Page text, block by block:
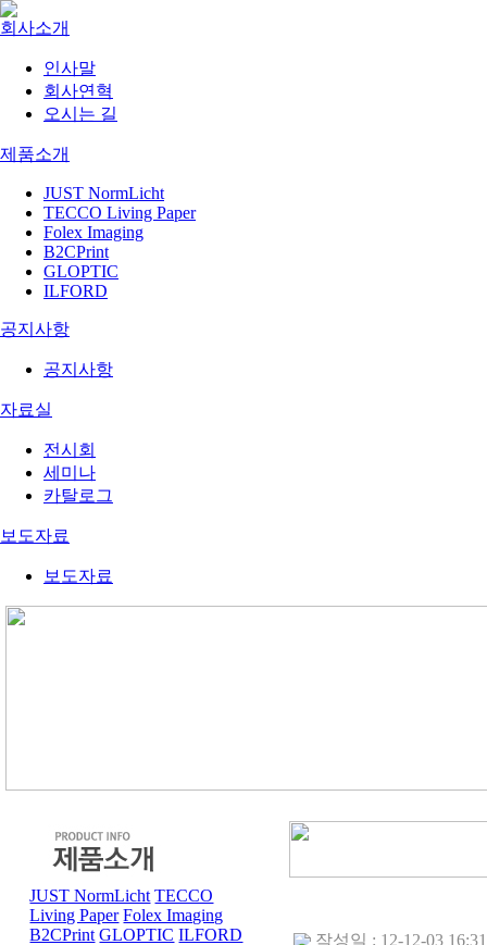
회사소개
인사말
회사연혁
오시는 길
제품소개
JUST NormLicht
TECCO Living Paper
Folex Imaging
B2CPrint
GLOPTIC
ILFORD
공지사항
공지사항
자료실
전시회
세미나
카탈로그
보도자료
보도자료
JUST NormLicht TECCO
Living Paper Folex Imaging
B2CPrint GLOPTIC ILFORD 작성일 : 12-12-03 16:31